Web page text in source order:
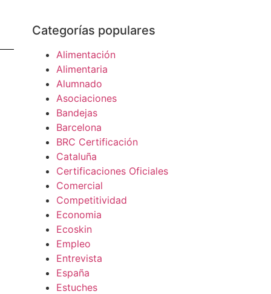
Categorías populares
Alimentación
Alimentaria
Alumnado
Asociaciones
Bandejas
Barcelona
BRC Certificación
Cataluña
Certificaciones Oficiales
Comercial
Competitividad
Economia
Ecoskin
Empleo
Entrevista
España
Estuches